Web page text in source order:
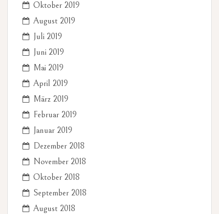
Oktober 2019
August 2019
Juli 2019
Juni 2019
Mai 2019
April 2019
März 2019
Februar 2019
Januar 2019
Dezember 2018
November 2018
Oktober 2018
September 2018
August 2018